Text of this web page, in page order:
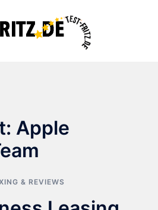
Apple
& REVIEWS